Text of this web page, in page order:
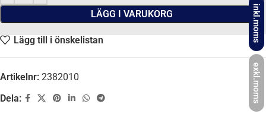
inkl.moms
exkl.moms
LÄGG I VARUKORG
Lägg till i önskelistan
Artikelnr: 2382010
Dela: